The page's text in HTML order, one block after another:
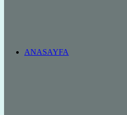
ANASAYFA